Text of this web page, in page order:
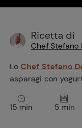
Ricetta di
Chef Stefano
Lo Chef Stefano
asparagi con
15 min 5 min